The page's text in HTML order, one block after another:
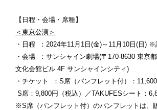
【日程・会場・席種】
＜東京公演＞
・日程 ：2024年11月1日(金)～11月10日(日) ※
・会場 ：サンシャイン劇場(〒170-8630 東京
文化会館ビル 4F サンシャインシティ)
・チケット ：S席（パンフレット付）：11,600
S席：9,800円（税込）／TAKUFESシート：
※S席（パンフレット付）のパンフレットは、